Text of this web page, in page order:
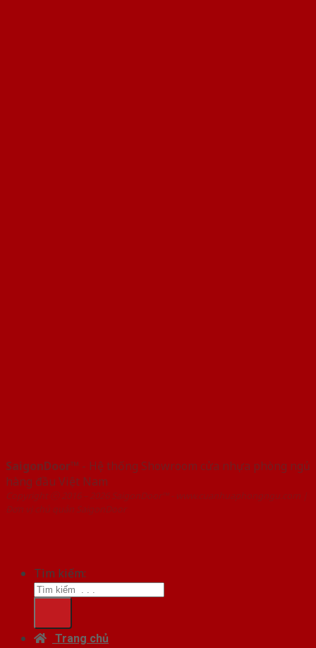
SaigonDoor™ - Hệ thống Showroom cửa nhựa phòng ngủ
hàng đầu Việt Nam
Copyright ⓒ 2016 – 2026 SaigonDoor™ - www.cuanhuaphongngu.com |
Đơn vị chủ quản SaigonDoor
Tìm kiếm:
Trang chủ